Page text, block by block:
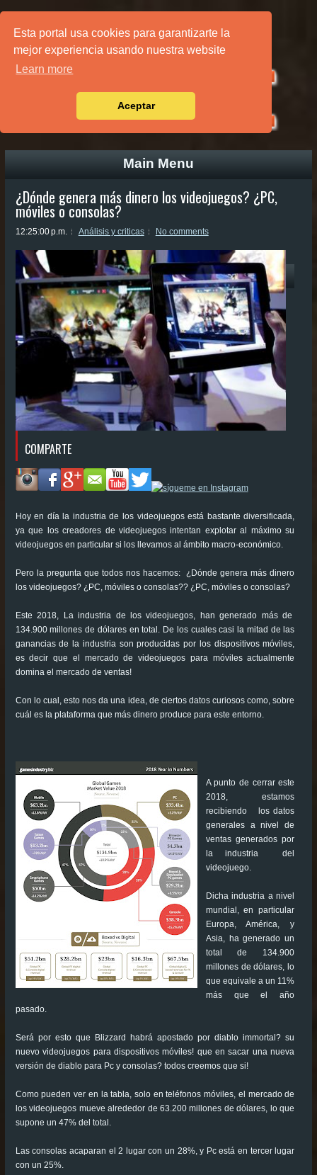
Esta portal usa cookies para garantizarte la
mejor experiencia usando nuestra website
Learn more
Aceptar
PÁGINA PRINCIPAL
Main Menu
¿Dónde genera más dinero los videojuegos? ¿PC,
móviles o consolas?
12:25:00 p.m. Análisis y criticas No comments
COMPARTE
Hoy en día la industria de los videojuegos está bastante diversificada,
ya que los creadores de videojuegos intentan explotar al máximo su
videojuegos en particular si los llevamos al ámbito macro-económico.
Pero la pregunta que todos nos hacemos: ¿Dónde genera más dinero
los videojuegos? ¿PC, móviles o consolas?? ¿PC, móviles o consolas?
Este 2018, La industria de los videojuegos, han generado más de
134.900 millones de dólares en total. De los cuales casi la mitad de las
ganancias de la industria son producidas por los dispositivos móviles,
es decir que el mercado de videojuegos para móviles actualmente
domina el mercado de ventas!
Con lo cual, esto nos da una idea, de ciertos datos curiosos como, sobre
cuál es la plataforma que más dinero produce para este entorno.
A punto de cerrar este
2018, estamos
recibiendo los datos
generales a nivel de
ventas generados por
la industria del
videojuego.
Dicha industria a nivel
mundial, en particular
Europa, América, y
Asia, ha generado un
total de 134.900
millones de dólares, lo
que equivale a un 11%
más que el año
pasado.
Será por esto que Blizzard habrá apostado por diablo immortal? su
nuevo videojuegos para dispositivos móviles! que en sacar una nueva
versión de diablo para Pc y consolas? todos creemos que si!
Como pueden ver en la tabla, solo en teléfonos móviles, el mercado de
los videojuegos mueve alrededor de 63.200 millones de dólares, lo que
supone un 47% del total.
Las consolas acaparan el 2 lugar con un 28%, y Pc está en tercer lugar
con un 25%.